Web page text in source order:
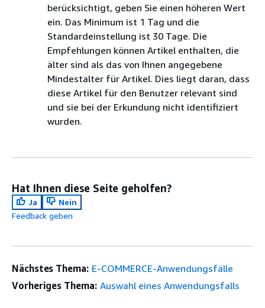
berücksichtigt, geben Sie einen höheren Wert
ein. Das Minimum ist 1 Tag und die
Standardeinstellung ist 30 Tage. Die
Empfehlungen können Artikel enthalten, die
älter sind als das von Ihnen angegebene
Mindestalter für Artikel. Dies liegt daran, dass
diese Artikel für den Benutzer relevant sind
und sie bei der Erkundung nicht identifiziert
wurden.
Hat Ihnen diese Seite geholfen?
Ja
Nein
Feedback geben
Nächstes Thema: E-COMMERCE-Anwendungsfälle
Vorheriges Thema: Auswahl eines Anwendungsfalls